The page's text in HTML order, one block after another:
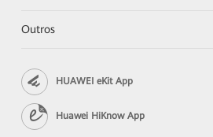
Outros
HUAWEI eKit App
Huawei HiKnow App